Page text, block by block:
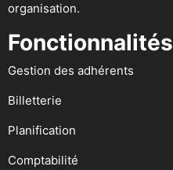
organisation.
Fonctionnalités
Gestion des adhérents
Billetterie
Planification
Comptabilité